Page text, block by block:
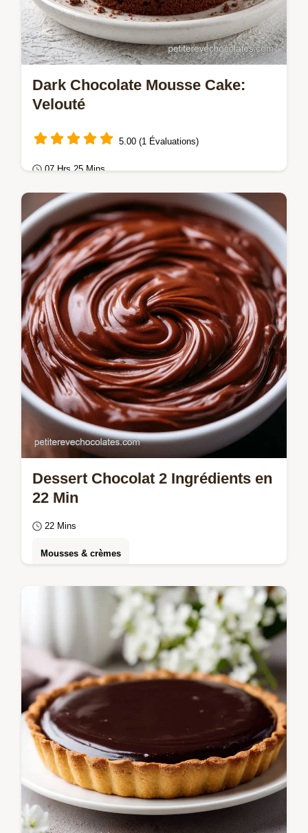
Dark Chocolate Mousse Cake:
Velouté
5.00 (1 Évaluations)
07 Hrs 25 Mins
Gâteaux au chocolat
Maîtrisez le dark chocolate mousse cake.
Ce gâteau mousse chocolat noir maison est
un dessert chic au chocolat noir.
Dessert Chocolat 2 Ingrédients en
22 Min
22 Mins
Mousses & crèmes
Tentez cette Recette de Dessert Simple à 2
Ingrédients au Chocolat. Une crème
chocolat 2 ingrédients avec checklist
d'erreurs…